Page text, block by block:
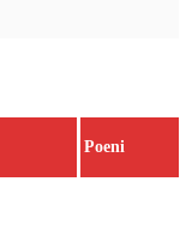
Poeni